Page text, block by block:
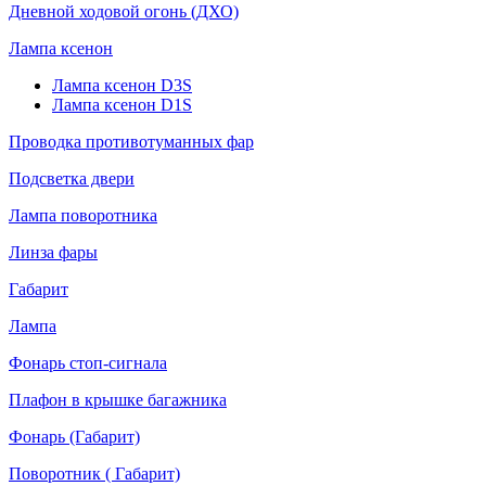
Дневной ходовой огонь (ДХО)
Лампа ксенон
Лампа ксенон D3S
Лампа ксенон D1S
Проводка противотуманных фар
Подсветка двери
Лампа поворотника
Линза фары
Габарит
Лампа
Фонарь стоп-сигнала
Плафон в крышке багажника
Фонарь (Габарит)
Поворотник ( Габарит)